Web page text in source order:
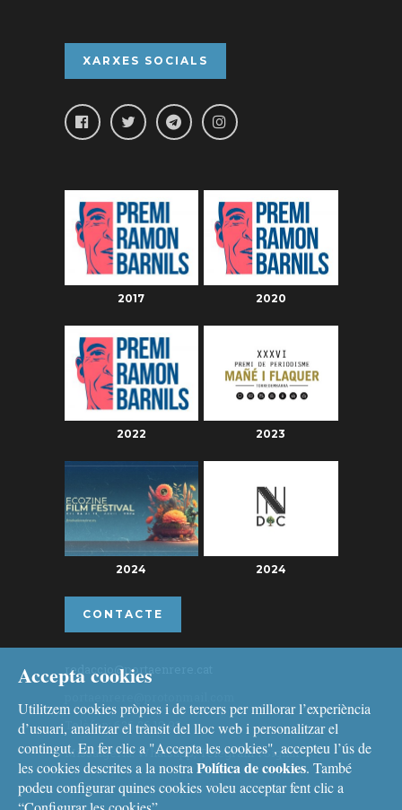
XARXES SOCIALS
2017 2020
2022 2023
2024 2024
CONTACTE
redaccio@portaenrere.cat
Telèfon: 626 26 19 93
Missatgeria: Whatsapp, Telegram i Signal
Accepta cookies
Utilitzem cookies pròpies i de tercers per millorar l’experiència
d’usuari, analitzar el trànsit del lloc web i personalitzar el
contingut. En fer clic a "Accepta les cookies", accepteu l’ús de
les cookies descrites a la nostra Política de cookies. També
podeu configurar quines cookies voleu acceptar fent clic a